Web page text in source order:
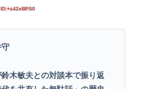
ID:+s42eBPS0
守
木敏夫との対談本で振り返